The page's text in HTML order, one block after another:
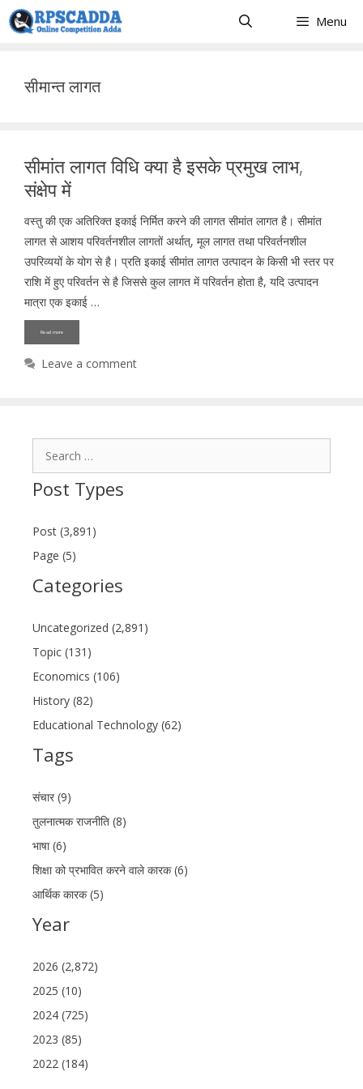
Skip
to
Menu
सीमान्त लागत
सीमांत लागत विधि क्या है इसके प्रमुख लाभ,
संक्षेप में
वस्तु की एक अतिरिक्त इकाई निर्मित करने की लागत सीमांत लागत है। सीमांत
लागत से आशय परिवर्तनशील लागतों अर्थात्, मूल लागत तथा परिवर्तनशील
उपरिव्ययों के योग से है। प्रति इकाई सीमांत लागत उत्पादन के किसी भी स्तर पर
राशि में हुए परिवर्तन से है जिससे कुल लागत में परिवर्तन होता है, यदि उत्पादन
मात्रा एक इकाई …
Read more
Leave a comment
Post Types
Post (3,891)
Page (5)
Categories
Uncategorized (2,891)
Topic (131)
Economics (106)
History (82)
Educational Technology (62)
Tags
संचार (9)
तुलनात्मक राजनीति (8)
भाषा (6)
शिक्षा को प्रभावित करने वाले कारक (6)
आर्थिक कारक (5)
Year
2026 (2,872)
2025 (10)
2024 (725)
2023 (85)
2022 (184)